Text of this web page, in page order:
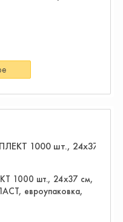
евроупаковка,